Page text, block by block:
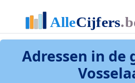
Adressen in de